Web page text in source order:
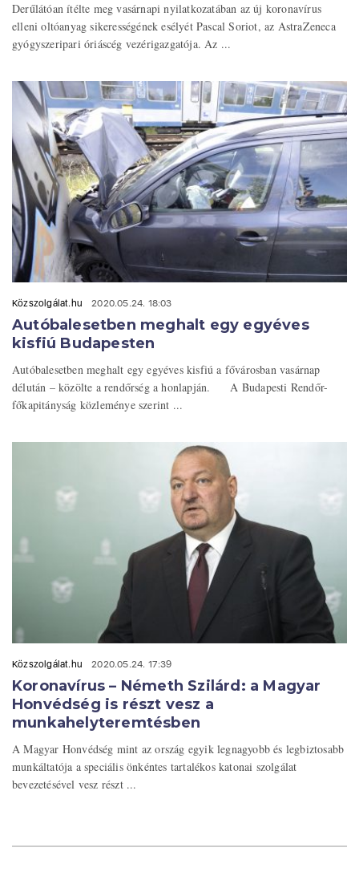
Derűlátóan ítélte meg vasárnapi nyilatkozatában az új koronavírus
elleni oltóanyag sikerességének esélyét Pascal Soriot, az AstraZeneca
gyógyszeripari óriáscég vezérigazgatója. Az ...
Közszolgálat.hu 2020.05.24. 18:03
Autóbalesetben meghalt egy egyéves
kisfiú Budapesten
Autóbalesetben meghalt egy egyéves kisfiú a fővárosban vasárnap
délután – közölte a rendőrség a honlapján. A Budapesti Rendőr-
főkapitányság közleménye szerint ...
Közszolgálat.hu 2020.05.24. 17:39
Koronavírus – Németh Szilárd: a Magyar
Honvédség is részt vesz a
munkahelyteremtésben
A Magyar Honvédség mint az ország egyik legnagyobb és legbiztosabb
munkáltatója a speciális önkéntes tartalékos katonai szolgálat
bevezetésével vesz részt ...